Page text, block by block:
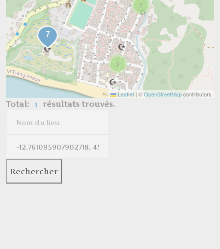
2
2
Leaflet|©OpenStreetMapcontributors
Total: 1 résultats trouvés.
Rechercher